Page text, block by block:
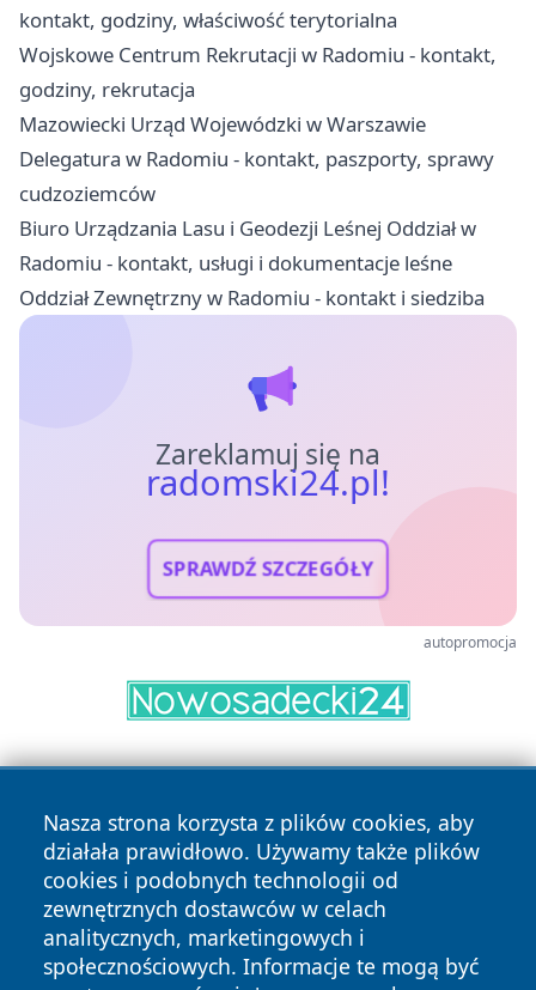
kontakt, godziny, właściwość terytorialna
Wojskowe Centrum Rekrutacji w Radomiu - kontakt,
godziny, rekrutacja
Mazowiecki Urząd Wojewódzki w Warszawie
Delegatura w Radomiu - kontakt, paszporty, sprawy
cudzoziemców
Biuro Urządzania Lasu i Geodezji Leśnej Oddział w
Radomiu - kontakt, usługi i dokumentacje leśne
Oddział Zewnętrzny w Radomiu - kontakt i siedziba
Zareklamuj się na
radomski24.pl!
SPRAWDŹ SZCZEGÓŁY
autopromocja
Nasza strona korzysta z plików cookies, aby
działała prawidłowo. Używamy także plików
cookies i podobnych technologii od
zewnętrznych dostawców w celach
analitycznych, marketingowych i
społecznościowych. Informacje te mogą być
Copyright © 2026 radomski24.pl Wszystkie prawa
zastrzeżone.